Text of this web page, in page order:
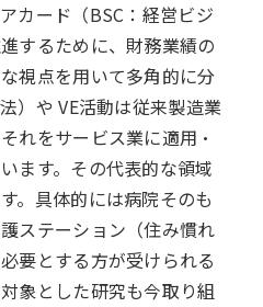
カード（BSC：経営ビジ
するために、財務業績の
視点を用いて多角的に分
）や VE活動は従来製造業
れをサービス業に適用・
ます。その代表的な領域
。具体的には病院そのも
ステーション（住み慣れ
要とする方が受けられる
象とした研究も今取り組